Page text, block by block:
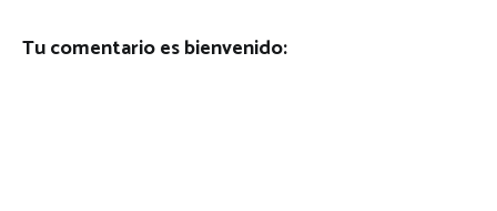
Tu comentario es bienvenido: